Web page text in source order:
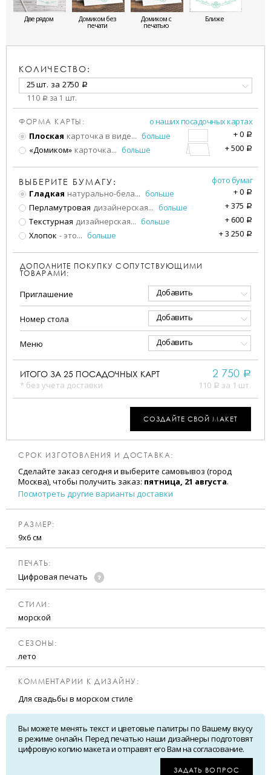
Две рядом Домиком без
печати
Домиком с
печатью
Ближе
КОЛИЧЕСТВО:
25 шт. за 2750 a
110 a за 1 шт.
ФОРМА КАРТЫ:
о наших посадочных картах
Плоская карточка в виде... больше +0 a
«Домиком» карточка... больше +500 a
ВЫБЕРИТЕ БУМАГУ:
фото бумаг
Гладкая натурально-бела... больше +0 a
Перламутровая дизайнерская... больше +375 a
Текстурная дизайнерская... больше +600 a
Хлопок - это... больше +3 250 a
ДОПОЛНИТЕ ПОКУПКУ СОПУТСТВУЮЩИМИ
ТОВАРАМИ:
Приглашение Добавить
Номер стола Добавить
Меню Добавить
ИТОГО ЗА 25 ПОСАДОЧНЫХ КАРТ
* без учета доставки
2 750 a
110 a за 1 шт.
СОЗДАЙТЕ СВОЙ МАКЕТ
СРОК ИЗГОТОВЛЕНИЯ И ДОСТАВКА:
Сделайте заказ сегодня и выберите самовывоз (город
Москва), чтобы получить заказ: пятница, 21 августа.
Посмотреть другие варианты доставки
РАЗМЕР:
9х6 см
ПЕЧАТЬ:
Цифровая печать
CТИЛИ:
морской
CЕЗОНЫ:
лето
КОММЕНТАРИИ К ДИЗАЙНУ:
Для свадьбы в морском стиле
Вы можете менять текст и цветовые палитры по Вашему вкусу
в режиме онлайн. Перед печатью наши дизайнеры подготовят
цифровую копию макета и отправят его Вам на согласование.
ЗАДАТЬ ВОПРОС